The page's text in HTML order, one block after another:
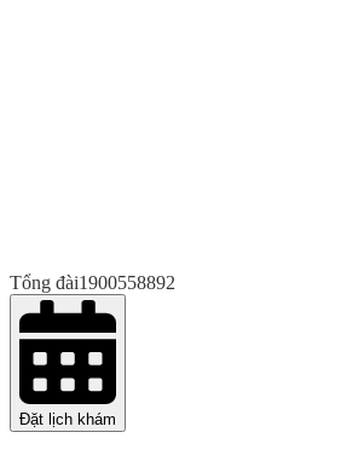
Tổng đài1900558892
Đặt lịch khám